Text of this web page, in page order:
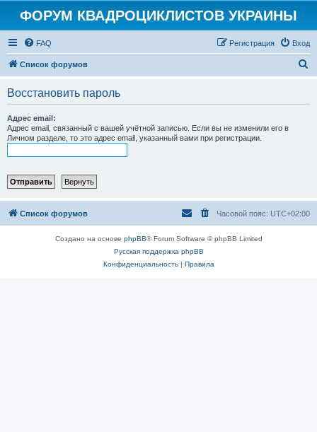
ФОРУМ КВАДРОЦИКЛИСТОВ УКРАИНЫ
FAQ Вход
Регистрация
Список форумов
Восстановить пароль
Адрес email:
Адрес email, связанный с вашей учётной записью. Если вы не изменили его в
Личном разделе, то это адрес email, указанный вами при регистрации.
Список форумов Часовой пояс: UTC+02:00
Создано на основе phpBB® Forum Software © phpBB Limited
Русская поддержка phpBB
Конфиденциальность| Правила